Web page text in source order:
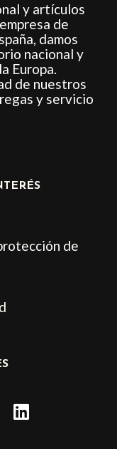
y artículos
de
damos
nacional y
Europa.
de nuestros
y servicio
de
L
i